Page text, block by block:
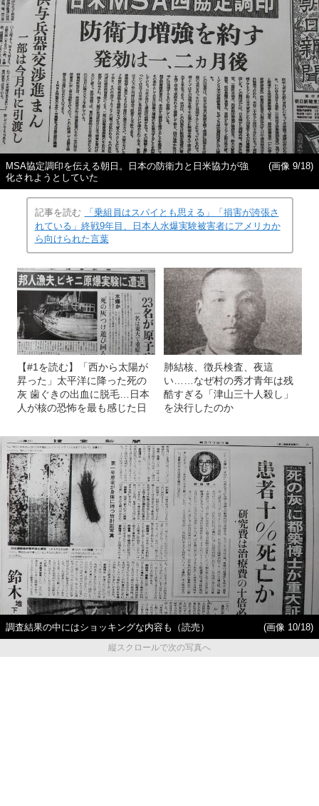
MSA協定調印を伝える朝日。日本の防衛力と日米協力が強
化されようとしていた
(画像 9/18)
記事を読む
「乗組員はスパイとも思える」「損害が誇張さ
れている」終戦9年目、日本人水爆実験被害者にアメリカか
ら向けられた言葉
【#1を読む】「西から太陽が
昇った」太平洋に降った死の
灰 歯ぐきの出血に脱毛…日本
人が核の恐怖を最も感じた日
肺結核、徴兵検査、夜這
い……なぜ村の秀才青年は残
酷すぎる「津山三十人殺し」
を決行したのか
調査結果の中にはショッキングな内容も（読売）
(画像 10/18)
縦スクロールで次の写真へ